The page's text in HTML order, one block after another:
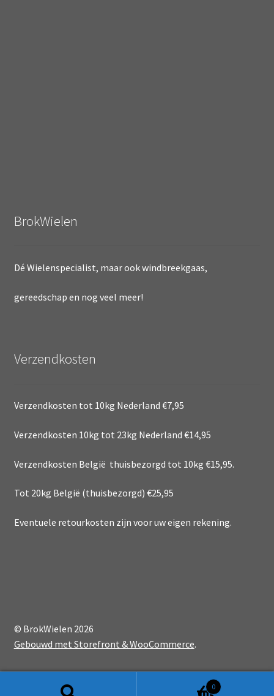
BrokWielen
Dé Wielenspecialist, maar ook windbreekgaas,
gereedschap en nog veel meer!
Verzendkosten
Verzendkosten tot 10kg Nederland €7,95
Verzendkosten 10kg tot 23kg Nederland €14,95
Verzendkosten België thuisbezorgd tot 10kg €15,95.
Tot 20kg België (thuisbezorgd) €25,95
Eventuele retourkosten zijn voor uw eigen rekening.
© BrokWielen 2026
Gebouwd met Storefront & WooCommerce.
0